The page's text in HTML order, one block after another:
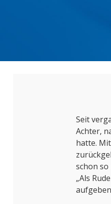
Seit
Achter,
hatte.
schon
„Als